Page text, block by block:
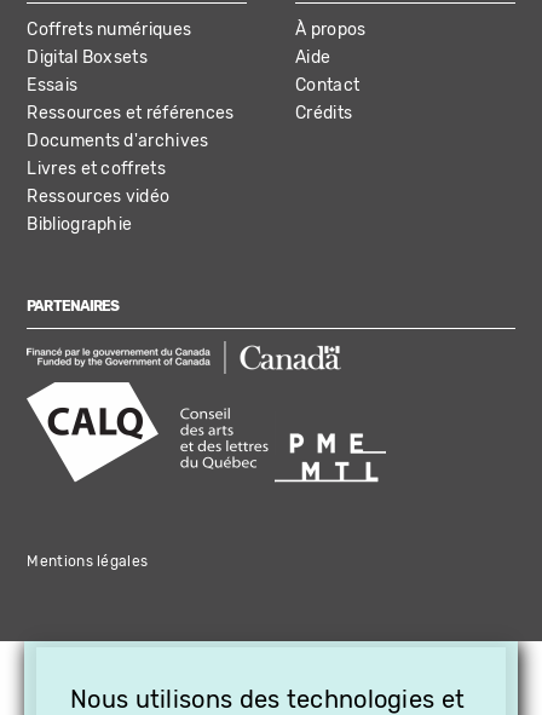
Coffrets numériques
Digital Boxsets
Essais
Ressources et références
Documents d'archives
Livres et coffrets
Ressources vidéo
Bibliographie
À propos
Aide
Contact
Crédits
PARTENAIRES
Mentions légales
Nous utilisons des technologies et
OFFREZ LA VIDÉO EN